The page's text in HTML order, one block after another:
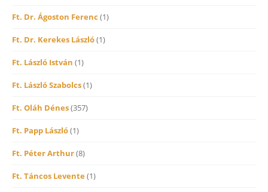
Ft. Dr. Ágoston Ferenc (1)
Ft. Dr. Kerekes László(1)
Ft. László István (1)
Ft. László Szabolcs(1)
Ft. Oláh Dénes(357)
Ft. Papp László(1)
Ft. Péter Arthur(8)
Ft. Táncos Levente(1)